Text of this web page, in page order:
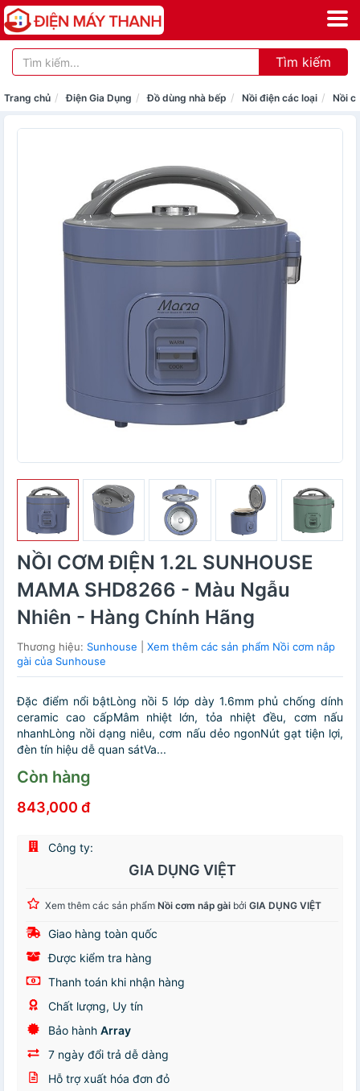
Tìm kiếm
Trang chủ Điện Gia Dụng Đồ dùng nhà bếp Nồi điện các loại Nồi
NỒI CƠM ĐIỆN 1.2L SUNHOUSE
MAMA SHD8266 - Màu Ngẫu
Nhiên - Hàng Chính Hãng
Thương hiệu: Sunhouse
Xem thêm các sản phẩm Nồi cơm nắp
gài của Sunhouse
Đặc điểm nổi bậtLòng nồi 5 lớp dày 1.6mm phủ chống dính
ceramic cao cấpMâm nhiệt lớn, tỏa nhiệt đều, cơm nấu
nhanhLòng nồi dạng niêu, cơm nấu dẻo ngonNút gạt tiện lợi,
đèn tín hiệu dễ quan sátVa...
Còn hàng
843,000 đ
Công ty:
GIA DỤNG VIỆT
Xem thêm các sản phẩm Nồi cơm nắp gài bởi GIA DỤNG VIỆT
Giao hàng toàn quốc
Được kiểm tra hàng
Thanh toán khi nhận hàng
Chất lượng, Uy tín
Bảo hành Array
7 ngày đổi trả dễ dàng
Hỗ trợ xuất hóa đơn đỏ